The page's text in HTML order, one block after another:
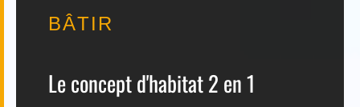
BÂTIR
Le concept d'habitat 2 en 1